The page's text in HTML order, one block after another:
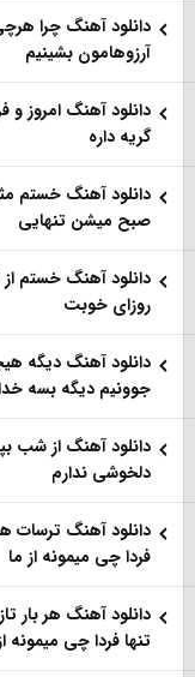
دانلود آهنگ چرا
آرزوهامون بشینیم
دانلود آهنگ امروز و
گریه داره
دانلود آهنگ خستم
صبح میشن تنهایی
دانلود آهنگ خستم
روزای خوبت
دانلود آهنگ دیگه
جوونیم دیگه بسه
دانلود آهنگ از شب
دلخوشی ندارم
دانلود آهنگ ترسات
فردا چی میمونه از ما
دانلود آهنگ هر بار
تنها فردا چی میمونه